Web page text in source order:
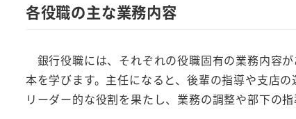
各役職の主な業務内容
銀行役職には、それぞれの役職固有の業務内容
本を学びます。主任になると、後輩の指導や支店
リーダー的な役割を果たし、業務の調整や部下の指